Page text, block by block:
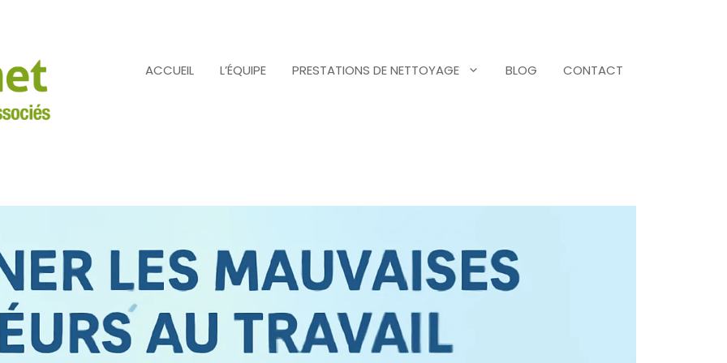
ACCUEIL L’ÉQUIPE PRESTATIONS DE NETTOYAGE BLOG CONTACT